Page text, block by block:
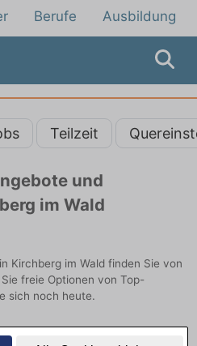
Berufe Ausbildung
Teilzeit
und
im Wald
Kirchberg im Wald finden Sie von
freie Optionen von Top-
sich noch heute.
im Wald im Büro: